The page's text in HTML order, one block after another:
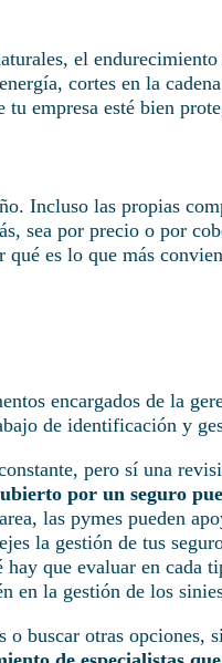
el
cortes en la
tu empresa esté bien
Incluso las propias
sea por precio o por
es lo que más
encargados de la
de identificación y
pero sí una
por un seguro
las pymes pueden
la gestión de tus
que evaluar en cada
en la gestión de los
buscar otras opciones,